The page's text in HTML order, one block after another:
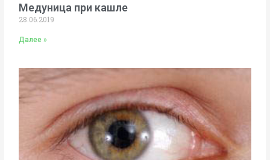
Медуница при кашле
28.06.2019
Далее »